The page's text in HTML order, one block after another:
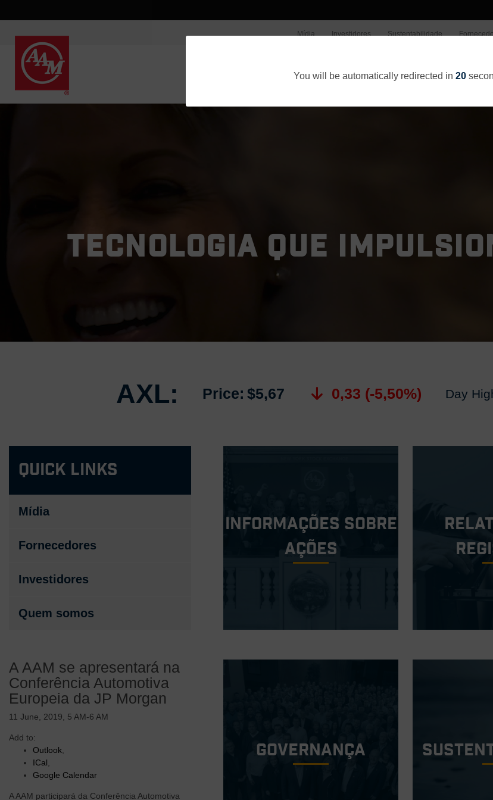
You will be automatically redirected in 20
Mídia Investidores Sustentabilidade
TECNOLOGIA QUE
AXL: Price: $5,67 0,33 (-5,50%) Day
Quick Links
Mídia
Fornecedores
Investidores
Quem somos
A AAM se apresentará na
Conferência Automotiva
Europeia da JP Morgan
11 June, 2019, 5 AM-6 AM
Add to:
Outlook
ICal
Google Calendar
A AAM participará da Conferência Automotiva
Informações sobre
ações
Governança